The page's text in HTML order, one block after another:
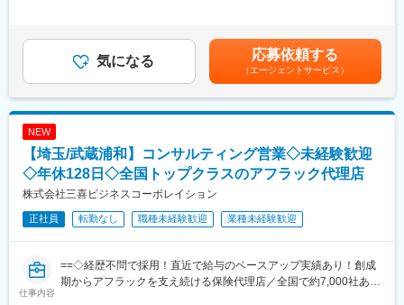
・年収1100万円（経験7年／ブロック長職／月給66万円＋賞与）
・年収500万円（経験3年／店舗営業職／月給33万円＋賞与）
・年収750万円（経験4年／店長職／月給48万円＋賞与）
■チーム組織構成
ルプレイングを行うなど、常に社員のスキルアップに取り組んで
います。未経験入社が多いため、質問のしやすい雰囲気です。
変更の範囲：会社の定める業務
今後、業務量の増加が見込まれる中、後方事務拠点はますます重
要な役割を担うことになります。そのため、円滑かつ正確に事務
を遂行するための人財強化が喫緊の課題となっています。
んでいただきます。
また、グループ銀行の支店見学や銀行入社者向け研修の一部に参
加することで、グループ銀行から当社に委託される事務業務の全
体的な流れを把握していただけます。
中途採用では即戦力を求めることが一般的ですが、当社では充実
金融業界での経験がある方はもちろん、未経験の方でも安心して
業務に取り組めるよう、丁寧なサポート体制を整えています。
り、選考を通じて上下する可能性があります。■昇給：有賃金はあ
くまでも目安の金額であり、選考を通じて上下する可能性があり
ます。月給(月額)は固定手当を含めた表記です。
気になる 応募依頼する
（エージェントサービス）
NEW
【埼玉/武蔵浦和】コンサルティング営業◇未経験歓迎
◇年休128日◇全国トップクラスのアフラック代理店
株式会社三喜ビジネスコーポレイション
正社員 転勤なし 職種未経験歓迎 業種未経験歓迎
仕事内容
==◇経歴不問で採用！直近で給与のベースアップ実績あり！創成
期からアフラックを支え続ける保険代理店／全国で約7,000社ある